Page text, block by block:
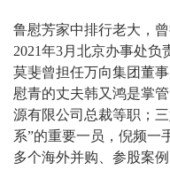
鲁慰芳家中排行老大，
2021年3月北京办事处
莫斐曾担任万向集团董
慰青的丈夫韩又鸿是掌
源有限公司总裁等职；
系”的重要一员，倪频一
多个海外并购、参股案